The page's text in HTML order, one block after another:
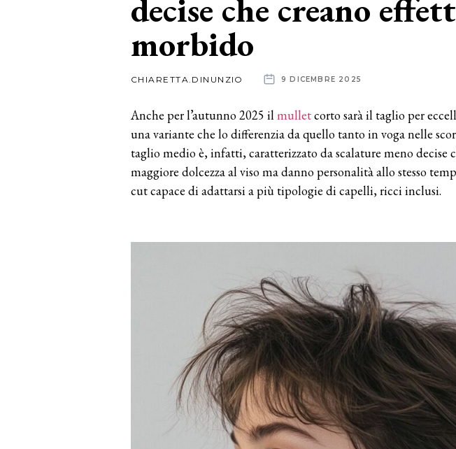
decise che creano
morbido
CHIARETTA.DINUNZIO 9 DICEMBRE 2025
Anche per l’autunno 2025 il mulletcorto sarà il taglio per
una variante che lo differenzia da quello tanto in voga nelle
taglio medio è, infatti, caratterizzato da scalature meno decise
maggiore dolcezza al viso ma danno personalità allo stesso
cut capace di adattarsi a più tipologie di capelli, ricci inclusi.